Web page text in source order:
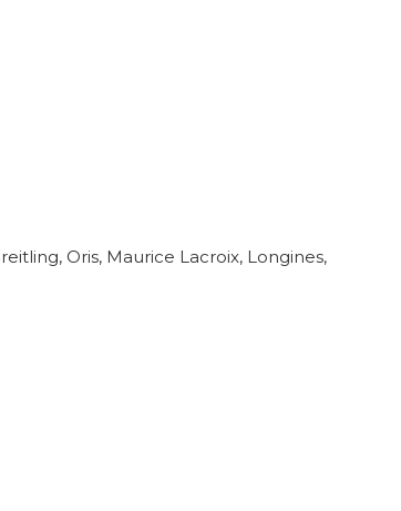
Oris, Maurice Lacroix, Longines,